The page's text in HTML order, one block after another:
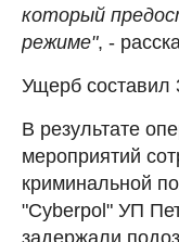
который
режиме", -
Ущерб составил
В результате
мероприятий
криминальной
"Cyberpol" УП
задержали